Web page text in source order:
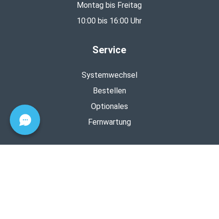
Montag bis Freitag
10:00 bis 16:00 Uhr
Service
Systemwechsel
Bestellen
Optionales
Fernwartung